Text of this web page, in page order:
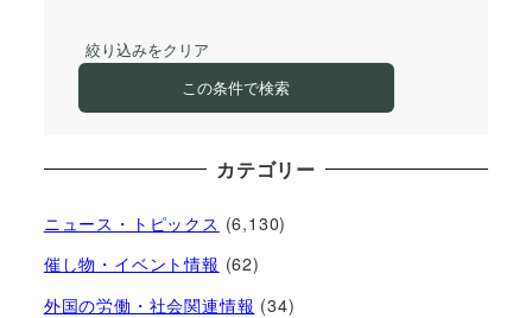
絞り込みをクリア
この条件で検索
カテゴリー
ニュース・トピックス (6,130)
催し物・イベント情報 (62)
外国の労働・社会関連情報 (34)